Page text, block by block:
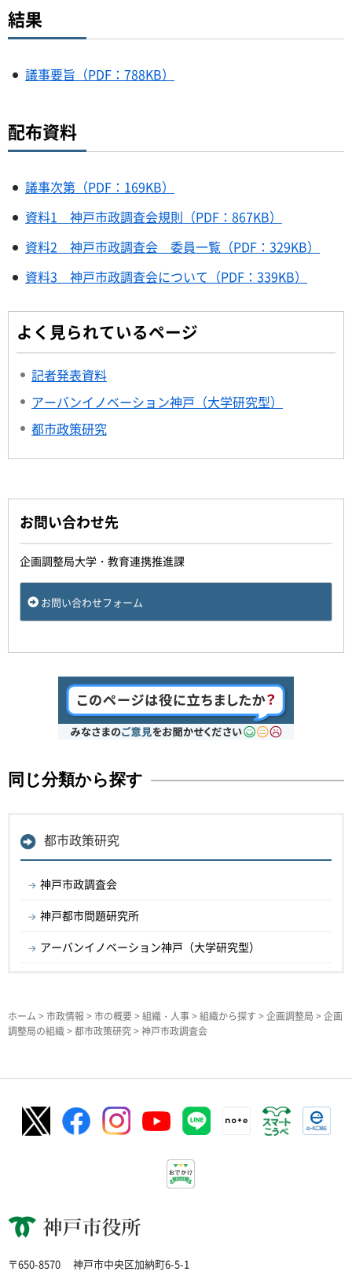
結果
議事要旨（PDF：788KB）
配布資料
議事次第（PDF：169KB）
資料1 神戸市政調査会規則（PDF：867KB）
資料2 神戸市政調査会 委員一覧（PDF：329KB）
資料3 神戸市政調査会について（PDF：339KB）
よく見られているページ
記者発表資料
アーバンイノベーション神戸（大学研究型）
都市政策研究
お問い合わせ先
企画調整局大学・教育連携推進課
お問い合わせフォーム
同じ分類から探す
都市政策研究
神戸市政調査会
神戸都市問題研究所
アーバンイノベーション神戸（大学研究型）
ホーム > 市政情報 > 市の概要> 組織・人事> 組織から探す > 企画調整局 > 企画
調整局の組織> 都市政策研究> 神戸市政調査会
神戸市役所
〒650-8570 神戸市中央区加納町6-5-1